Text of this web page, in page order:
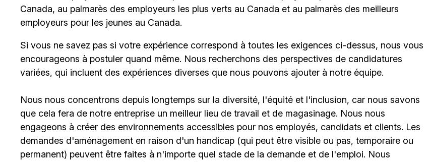
Canada, au palmarès des employeurs les plus verts au Canada et au palmarès des meilleurs
employeurs pour les jeunes au Canada.
Si vous ne savez pas si votre expérience correspond à toutes les exigences ci-dessus, nous vous
encourageons à postuler quand même. Nous recherchons des perspectives de candidatures
variées, qui incluent des expériences diverses que nous pouvons ajouter à notre équipe.
Nous nous concentrons depuis longtemps sur la diversité, l'équité et l'inclusion, car nous savons
que cela fera de notre entreprise un meilleur lieu de travail et de magasinage. Nous nous
engageons à créer des environnements accessibles pour nos employés, candidats et clients. Les
demandes d'aménagement en raison d'un handicap (qui peut être visible ou pas, temporaire ou
permanent) peuvent être faites à n'importe quel stade de la demande et de l'emploi. Nous